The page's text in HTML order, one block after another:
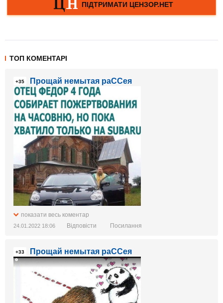
ТОП КОМЕНТАРІ
+35 Прощай немытая раССея
показати весь коментар
24.01.2022 18:06 Відповісти Посилання
+33 Прощай немытая раССея